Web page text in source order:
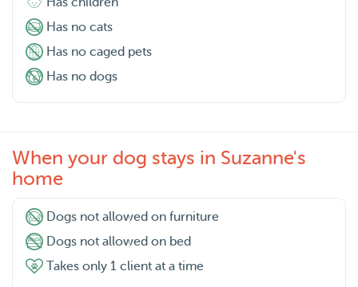
Has no cats
Has no caged pets
Has no dogs
When your dog stays in Suzanne's
home
Dogs not allowed on furniture
Dogs not allowed on bed
Takes only 1 client at a time